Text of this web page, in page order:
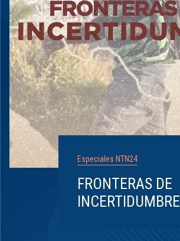
Especiales NTN24
FRONTERAS DE
INCERTIDUMBRE